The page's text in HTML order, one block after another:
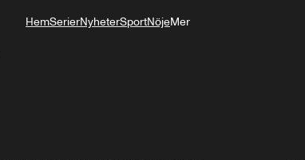
HemSerierNyheterSportNöjeMer